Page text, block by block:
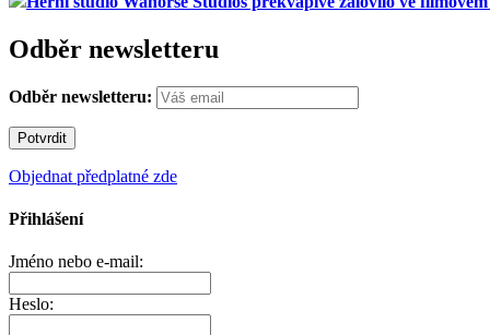
Odběr newsletteru
Odběr newsletteru:
Objednat předplatné zde
Přihlášení
Jméno nebo e-mail:
Heslo: